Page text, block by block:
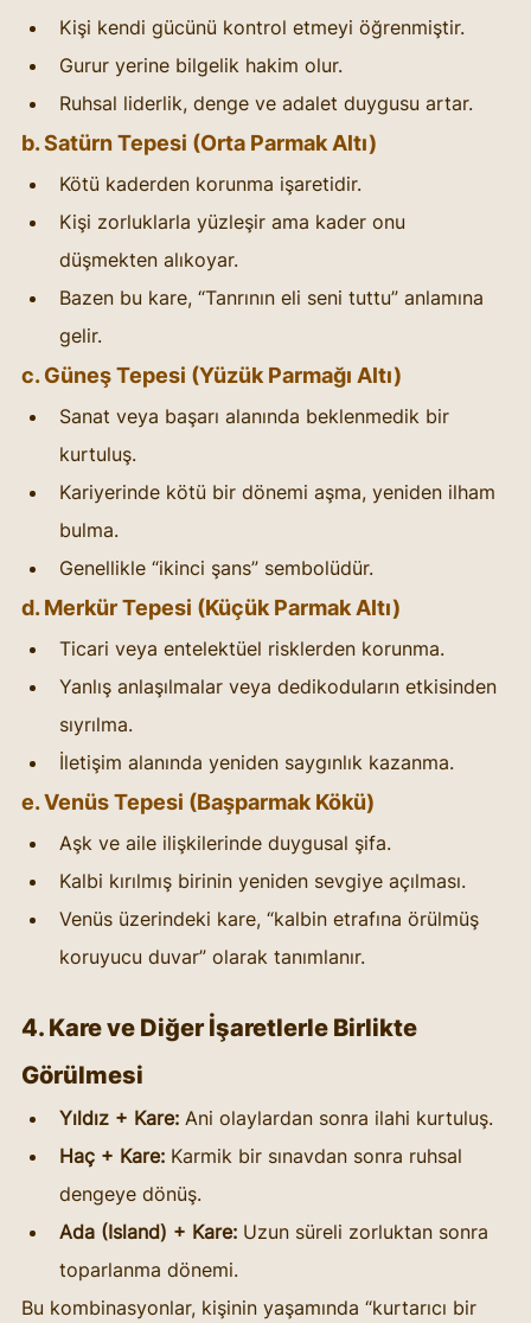
Kişi kendi gücünü kontrol etmeyi öğrenmiştir.
Gurur yerine bilgelik hakim olur.
Ruhsal liderlik, denge ve adalet duygusu artar.
b. Satürn Tepesi (Orta Parmak Altı)
Kötü kaderden korunma işaretidir.
Kişi zorluklarla yüzleşir ama kader onu
düşmekten alıkoyar.
Bazen bu kare, “Tanrının eli seni tuttu” anlamına
gelir.
c. Güneş Tepesi (Yüzük Parmağı Altı)
Sanat veya başarı alanında beklenmedik bir
kurtuluş.
Kariyerinde kötü bir dönemi aşma, yeniden ilham
bulma.
Genellikle “ikinci şans” sembolüdür.
d. Merkür Tepesi (Küçük Parmak Altı)
Ticari veya entelektüel risklerden korunma.
Yanlış anlaşılmalar veya dedikoduların etkisinden
sıyrılma.
İletişim alanında yeniden saygınlık kazanma.
e. Venüs Tepesi (Başparmak Kökü)
Aşk ve aile ilişkilerinde duygusal şifa.
Kalbi kırılmış birinin yeniden sevgiye açılması.
Venüs üzerindeki kare, “kalbin etrafına örülmüş
koruyucu duvar” olarak tanımlanır.
4. Kare ve Diğer İşaretlerle Birlikte
Görülmesi
Yıldız + Kare: Ani olaylardan sonra ilahi kurtuluş.
Haç + Kare: Karmik bir sınavdan sonra ruhsal
dengeye dönüş.
Ada (Island) + Kare: Uzun süreli zorluktan sonra
toparlanma dönemi.
Bu kombinasyonlar, kişinin yaşamında “kurtarıcı bir